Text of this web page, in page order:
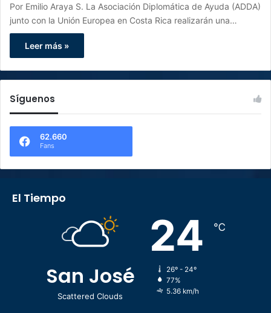
Por Emilio Araya S. La Asociación Diplomática de Ayuda (ADDA)
junto con la Unión Europea en Costa Rica realizarán una…
Leer más »
Síguenos
62.660
Fans
El Tiempo
San José
Scattered Clouds
24 ℃
26º - 24º
77%
5.36 km/h